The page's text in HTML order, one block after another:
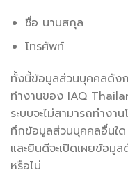
ชื่อ นามสกุล
โทรศัพท์
ทั้งนี้ข้อมูลส่วนบุคคลดัง
ทำงานของ IAQ
ระบบจะไม่สามารถทำง
ทึกข้อมูลส่วนบุคคลอื่นใด
และยินดีจะเปิดเผยข้อ
หรือไม่